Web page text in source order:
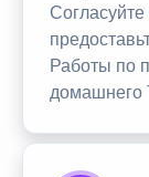
Работы по
домашнего